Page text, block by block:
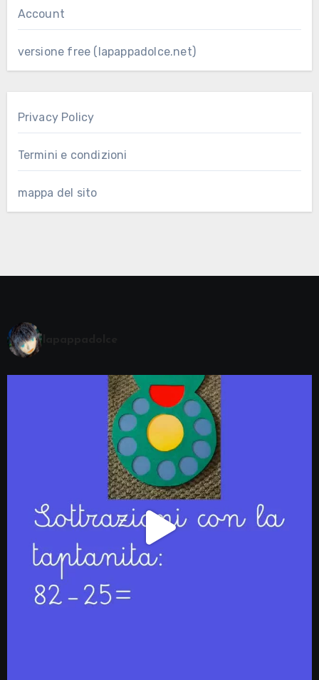
Account
versione free (lapappadolce.net)
Privacy Policy
Termini e condizioni
mappa del sito